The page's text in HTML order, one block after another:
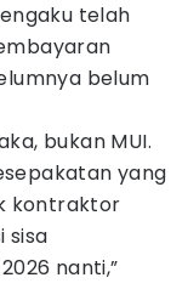
telah
belum
bukan MUI.
yang
kontraktor
sisa
nanti,”